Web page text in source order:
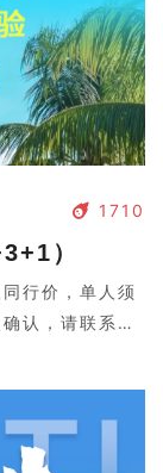
1710
）
行价，单人须
认，请联系客